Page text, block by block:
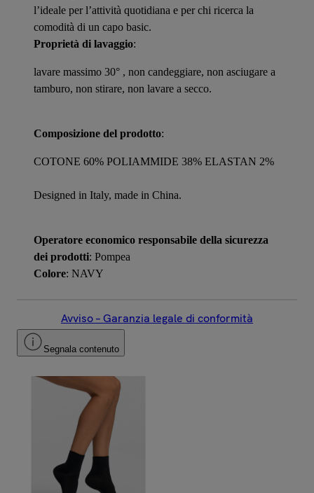
l’ideale per l’attività quotidiana e per chi ricerca la
comodità di un capo basic.
Proprietà di lavaggio:
lavare massimo 30° , non candeggiare, non asciugare a
tamburo, non stirare, non lavare a secco.
Composizione del prodotto:
COTONE 60% POLIAMMIDE 38% ELASTAN 2%
Designed in Italy, made in China.
Operatore economico responsabile della sicurezza
dei prodotti: Pompea
Colore: NAVY
Avviso – Garanzia legale di conformità
Segnala contenuto